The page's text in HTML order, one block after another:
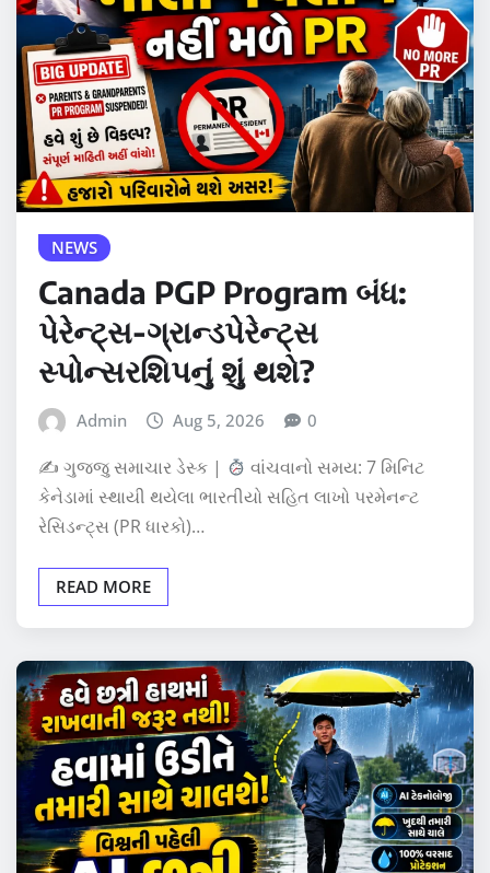
NEWS
Canada PGP Program બંધ:
પેરેન્ટ્સ-ગ્રાન્ડપેરેન્ટ્સ
સ્પોન્સરશિપનું શું થશે?
Admin Aug 5, 2026 0
✍ ગુજ્જુ સમાચાર ડેસ્ક |
વાંચવાનો સમય: 7 મિનિટ
કેનેડામાં સ્થાયી થયેલા ભારતીયો સહિત લાખો પરમેનન્ટ
રેસિડન્ટ્સ (PR ધારકો)…
READ MORE